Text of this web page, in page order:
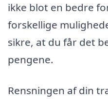
ikke blot en bedre
forskellige
sikre, at du får det
pengene.
Rensningen af din